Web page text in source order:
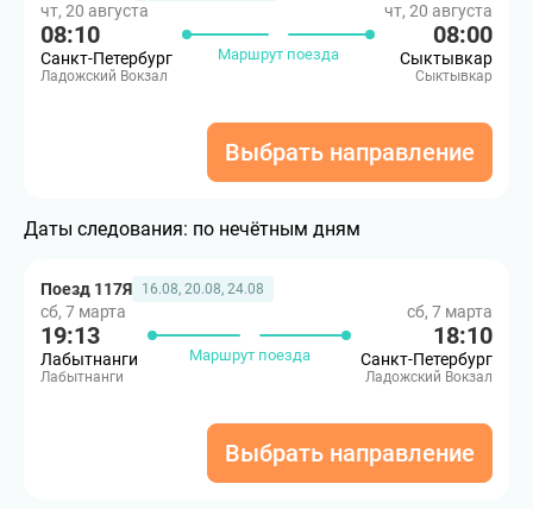
чт, 20 августа
08:10
Санкт-Петербург
Ладожский Вокзал
Маршрут поезда
чт, 20 августа
08:00
Сыктывкар
Сыктывкар
Выбрать направление
Даты следования: по нечётным дням
Поезд 117Я 16.08, 20.08, 24.08
сб, 7 марта
19:13
Лабытнанги
Лабытнанги
Маршрут поезда
сб, 7 марта
18:10
Санкт-Петербург
Ладожский Вокзал
Выбрать направление